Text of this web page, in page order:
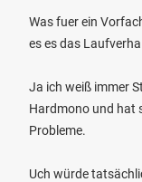
Was fuer ein
es es das
Ja ich weiß immer
Hardmono und hat
Probleme.
Uch würde